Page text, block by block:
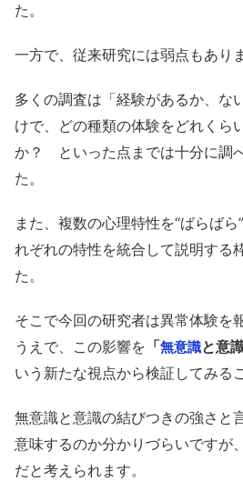
た。
一方で、従来研究には弱点もあり
多くの調査は「経験があるか、な
けで、どの種類の体験をどれくら
か？ といった点までは十分に調
た。
また、複数の心理特性を“ばらば
れぞれの特性を統合して説明する
た。
そこで今回の研究者は異常体験を
うえで、この影響を 「無意識と意
いう新たな視点から検証してみる
無意識と意識の結びつきの強さと
意味するのか分かりづらいですが
だと考えられます。